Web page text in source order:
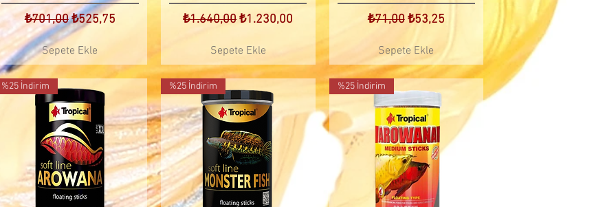
Normal Fiyat
₺701,00İndirimli Fiyat
₺525,75
Sepete Ekle
Normal Fiyat
₺1.640,00İndirimli Fiyat
₺1.230,00
Sepete Ekle
Normal Fiyat
₺71,00 İndirimli Fiyat
₺53,25
Sepete Ekle
%25 İndirim %25 İndirim %25 İndirim